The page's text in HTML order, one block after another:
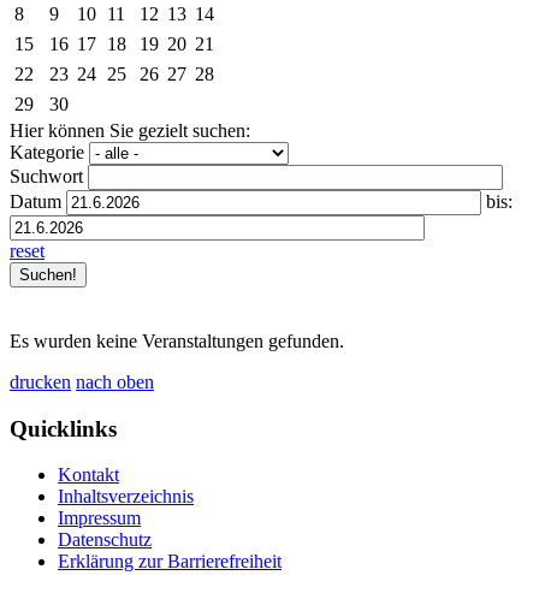
8
9 10 11 12 13 14
15
16 17 18 19 20 21
22
23 24 25 26 27 28
29
30
Hier können Sie gezielt suchen:
Kategorie
Suchwort
Datum
bis:
reset
Es wurden keine Veranstaltungen gefunden.
drucken nach oben
Quicklinks
Kontakt
Inhaltsverzeichnis
Impressum
Datenschutz
Erklärung zur Barrierefreiheit